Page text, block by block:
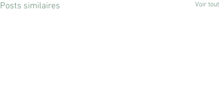
Posts similaires Voir tout